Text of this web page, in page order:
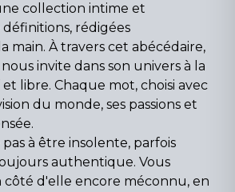
collection intime et
rédigées
main. À travers cet abécédaire,
invite dans son univers à la
et libre. Chaque mot, choisi avec
du monde, ses passions et
pas à être insolente, parfois
authentique. Vous
d'elle encore méconnu, en